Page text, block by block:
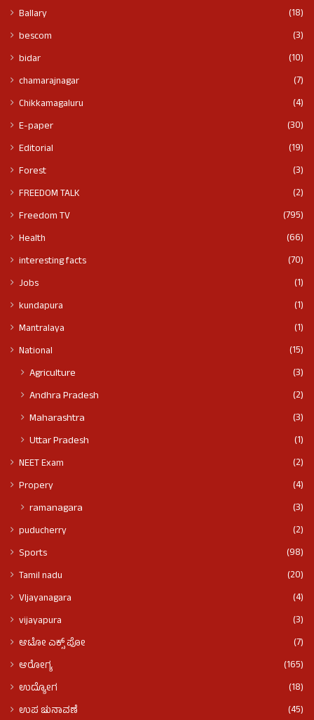
Ballary
(18)
bescom
(3)
bidar
(10)
chamarajnagar
(7)
Chikkamagaluru
(4)
E-paper
(30)
Editorial
(19)
Forest
(3)
FREEDOM TALK
(2)
Freedom TV
(795)
Health
(66)
interesting facts
(70)
Jobs
(1)
kundapura
(1)
Mantralaya
(1)
National
(15)
Agriculture
(3)
Andhra Pradesh
(2)
Maharashtra
(3)
Uttar Pradesh
(1)
NEET Exam
(2)
Propery
(4)
ramanagara (3)
puducherry
(2)
Sports
(98)
Tamil nadu
(20)
VIjayanagara
(4)
vijayapura
(3)
ಆಟೋ ಎಕ್ಸ್ ಪೋ
(7)
ಆರೋಗ್ಯ
(165)
ಉದ್ಯೋಗ
(18)
ಉಪ ಚುನಾವಣೆ
(45)